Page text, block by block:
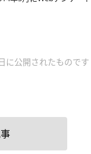
に公開されたものです